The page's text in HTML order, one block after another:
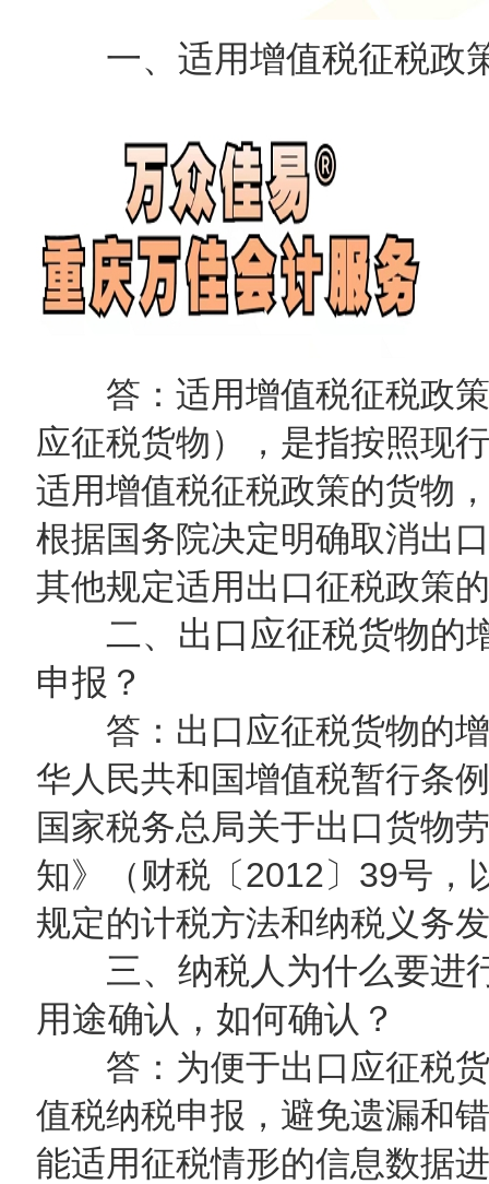
一、适用增值税征税政
答：适用增值税征税政策
应征税货物），是指按照现
适用增值税征税政策的货物
根据国务院决定明确取消出
其他规定适用出口征税政策
二、出口应征税货物的
申报？
答：出口应征税货物的增
华人民共和国增值税暂行条
国家税务总局关于出口货物
知》（财税〔2012〕39号，
规定的计税方法和纳税义务
三、纳税人为什么要进
用途确认，如何确认？
答：为便于出口应征税货
值税纳税申报，避免遗漏和
能适用征税情形的信息数据